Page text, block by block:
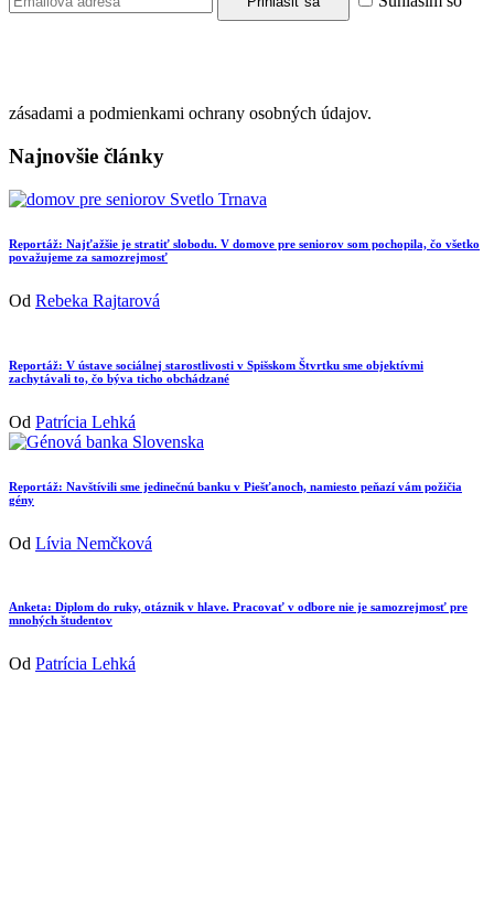
zásadami a podmienkami ochrany osobných údajov.
Najnovšie články
Reportáž: Najťažšie je stratiť slobodu. V domove pre seniorov som pochopila, čo všetko
považujeme za samozrejmosť
Od Rebeka Rajtarová
Reportáž: V ústave sociálnej starostlivosti v Spišskom Štvrtku sme objektívmi
zachytávali to, čo býva ticho obchádzané
Od Patrícia Lehká
Reportáž: Navštívili sme jedinečnú banku v Piešťanoch, namiesto peňazí vám požičia
gény
Od Lívia Nemčková
Anketa: Diplom do ruky, otáznik v hlave. Pracovať v odbore nie je samozrejmosť pre
mnohých študentov
Od Patrícia Lehká